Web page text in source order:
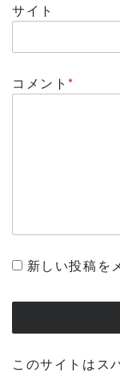
サイト
コメント*
新しい投稿を
このサイトはス